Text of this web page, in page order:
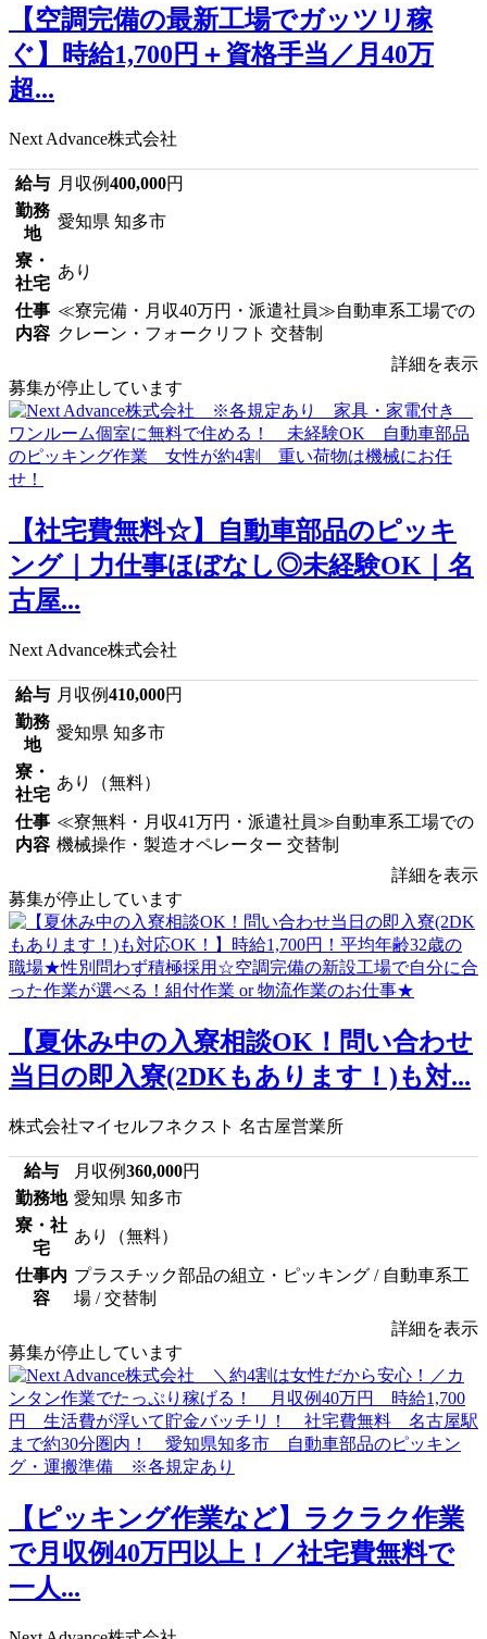
【空調完備の最新工場でガッツリ稼
ぐ】時給1,700円＋資格手当／月40万
超...
Next Advance株式会社
給与 月収例400,000円
勤務
地
愛知県 知多市
寮・
社宅
あり
仕事
内容
≪寮完備・月収40万円・派遣社員≫自動車系工場での
クレーン・フォークリフト 交替制
詳細を表示
募集が停止しています
【社宅費無料☆】自動車部品のピッキ
ング｜力仕事ほぼなし◎未経験OK｜名
古屋...
Next Advance株式会社
給与 月収例410,000円
勤務
地
愛知県 知多市
寮・
社宅
あり（無料）
仕事
内容
≪寮無料・月収41万円・派遣社員≫自動車系工場での
機械操作・製造オペレーター 交替制
詳細を表示
募集が停止しています
【夏休み中の入寮相談OK！問い合わせ
当日の即入寮(2DKもあります！)も対...
株式会社マイセルフネクスト 名古屋営業所
給与 月収例360,000円
勤務地 愛知県 知多市
寮・社
宅
あり（無料）
仕事内
容
プラスチック部品の組立・ピッキング / 自動車系工
場 / 交替制
詳細を表示
募集が停止しています
【ピッキング作業など】ラクラク作業
で月収例40万円以上！／社宅費無料で
一人...